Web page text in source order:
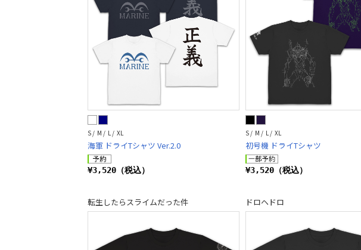
S / M / L / XL
海軍 ドライTシャツ Ver.2.0
¥3,520（税込）
S / M / L / XL
初号機 ドライTシャツ
¥3,520（税込）
転生したらスライムだった件 ドロヘドロ